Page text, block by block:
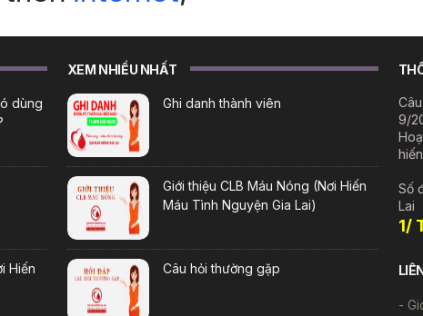
dùng
Hiến
XEM NHIỀU NHẤT
Ghi danh thành viên
Giới thiệu CLB Máu Nóng (Nơi Hiến
Máu Tình Nguyện Gia Lai)
Câu hỏi thường gặp
9/
Số
Lai
1/